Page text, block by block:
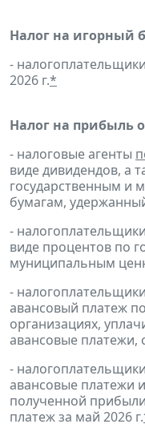
Налог на игорный
- налогоплательщики
2026 г.*
Налог на прибыль
- налоговые агенты
виде дивидендов, а
государственным и
бумагам,
- налогоплательщики
виде процентов по
муниципальным
- налогоплательщики
авансовый платеж
организациях,
авансовые платежи,
-
авансовые платежи
полученной
платеж за май 2026 г.